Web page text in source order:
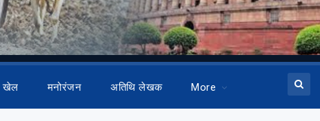
खेल मनोरंजन अतिथि लेखक More